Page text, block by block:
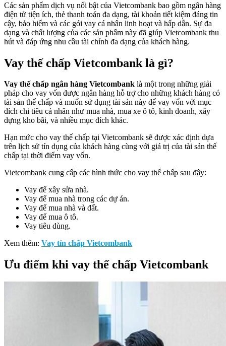
Các sản phẩm dịch vụ nổi bật của Vietcombank bao gồm ngân hàng
điện tử tiện ích, thẻ thanh toán đa dạng, tài khoản tiết kiệm đáng tin
cậy, bảo hiểm và các gói vay cá nhân linh hoạt và hấp dẫn. Sự đa
dạng và chất lượng của các sản phẩm này đã giúp Vietcombank thu
hút và đáp ứng nhu cầu tài chính đa dạng của khách hàng.
Vay thế chấp Vietcombank là gì?
Vay thế chấp ngân hàng Vietcombank là một trong những giải
pháp cho vay vốn được ngân hàng hỗ trợ cho những khách hàng có
tài sản thế chấp và muốn sử dụng tài sản này để vay vốn với mục
đích chi tiêu cá nhân như mua nhà, mua xe ô tô, kinh doanh, xây
dựng kho bãi, và nhiều mục đích khác.
Hạn mức cho vay thế chấp tại Vietcombank sẽ được xác định dựa
trên lịch sử tín dụng của khách hàng cùng với giá trị của tài sản thế
chấp tại thời điểm vay vốn.
Vietcombank cung cấp các hình thức cho vay thế chấp sau đây:
Vay để xây sửa nhà.
Vay để mua nhà trong các dự án.
Vay để mua nhà và đất.
Vay để mua ô tô.
Vay tiêu dùng.
Xem thêm: Vay tín chấp Vietcombank
Ưu điểm khi vay thế chấp Vietcombank